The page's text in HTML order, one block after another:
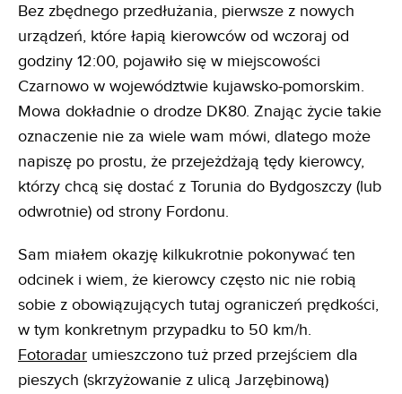
Bez zbędnego przedłużania, pierwsze z nowych
urządzeń, które łapią kierowców od wczoraj od
godziny 12:00, pojawiło się w miejscowości
Czarnowo w województwie kujawsko-pomorskim.
Mowa dokładnie o drodze DK80. Znając życie takie
oznaczenie nie za wiele wam mówi, dlatego może
napiszę po prostu, że przejeżdżają tędy kierowcy,
którzy chcą się dostać z Torunia do Bydgoszczy (lub
odwrotnie) od strony Fordonu.
Sam miałem okazję kilkukrotnie pokonywać ten
odcinek i wiem, że kierowcy często nic nie robią
sobie z obowiązujących tutaj ograniczeń prędkości,
w tym konkretnym przypadku to 50 km/h.
Fotoradar umieszczono tuż przed przejściem dla
pieszych (skrzyżowanie z ulicą Jarzębinową)